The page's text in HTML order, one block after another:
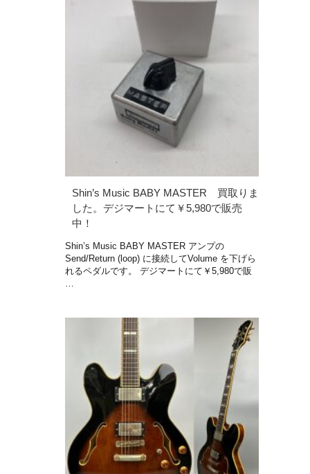
Shin’s Music BABY MASTER 買取りま
した。デジマートにて￥5,980で販売
中！
Shin’s Music BABY MASTER アンプの
Send/Return (loop) に接続してVolume を下げら
れるペダルです。 デジマートにて￥5,980で販